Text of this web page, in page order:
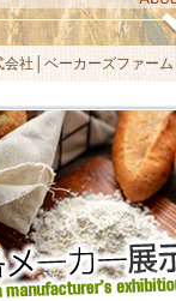
社│ベーカーズファー